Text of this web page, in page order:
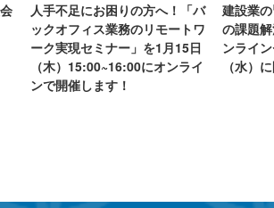
人手不足にお困りの方へ！「バ
ックオフィス業務のリモートワ
ーク実現セミナー」を1月15日
（木）15:00~16:00にオンライ
ンで開催します！
建設業
の課題
ンライ
（水）